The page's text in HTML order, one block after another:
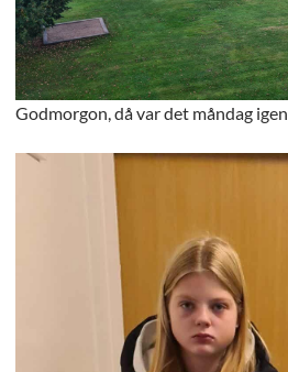
Godmorgon, då var det måndag igen.